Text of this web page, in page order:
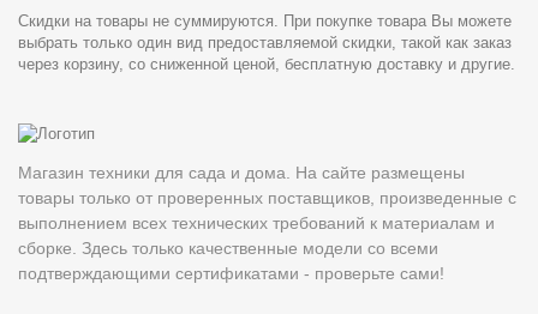
Скидки на товары не суммируются. При покупке товара Вы можете
выбрать только один вид предоставляемой скидки, такой как заказ
через корзину, со сниженной ценой, бесплатную доставку и другие.
Магазин техники для сада и дома. На сайте размещены
товары только от проверенных поставщиков, произведенные с
выполнением всех технических требований к материалам и
сборке. Здесь только качественные модели со всеми
подтверждающими сертификатами - проверьте сами!